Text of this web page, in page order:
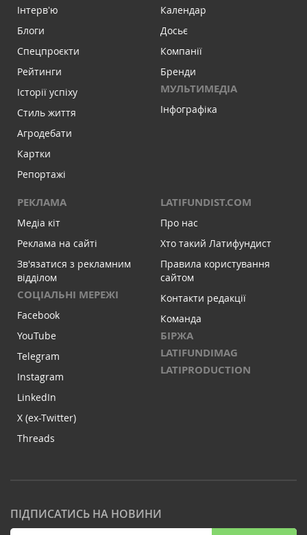
Інтервʼю
Блоги
Спецпроєкти
Рейтинги
Історії успіху
Стиль життя
Агродебати
Картки
Репортажі
Календар
Досьє
Компанії
Бренди
МУЛЬТИМЕДІА
Інфографіка
РЕКЛАМА
Медіа кіт
Реклама на сайті
Зв'язатися з рекламним
відділом
СОЦІАЛЬНІ МЕРЕЖІ
Facebook
YouTube
Telegram
Instagram
LinkedIn
X (ex-Twitter)
Threads
LATIFUNDIST.COM
Про нас
Хто такий Латифундист
Правила користування
сайтом
Контакти редакції
Команда
БІРЖА
LATIFUNDIMAG
LATIPRODUCTION
ПІДПИСАТИСЬ НА НОВИНИ